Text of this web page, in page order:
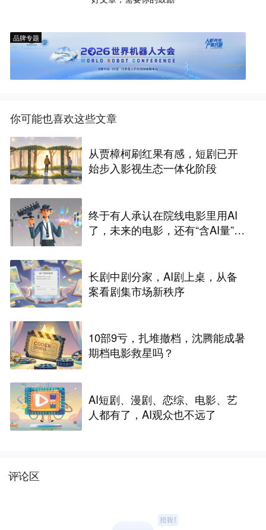
品牌专题
你可能也喜欢这些文章
从贾樟柯刷红果有感，短剧已开
始步入影视生态一体化阶段
终于有人承认在院线电影里用AI
了，未来的电影，还有“含AI量”为
长剧中剧分家，AI剧上桌，从备
案看剧集市场新秩序
10部9亏，扎堆撤档，沈腾能成暑
期档电影救星吗？
AI短剧、漫剧、恋综、电影、艺
人都有了，AI观众也不远了
评论区